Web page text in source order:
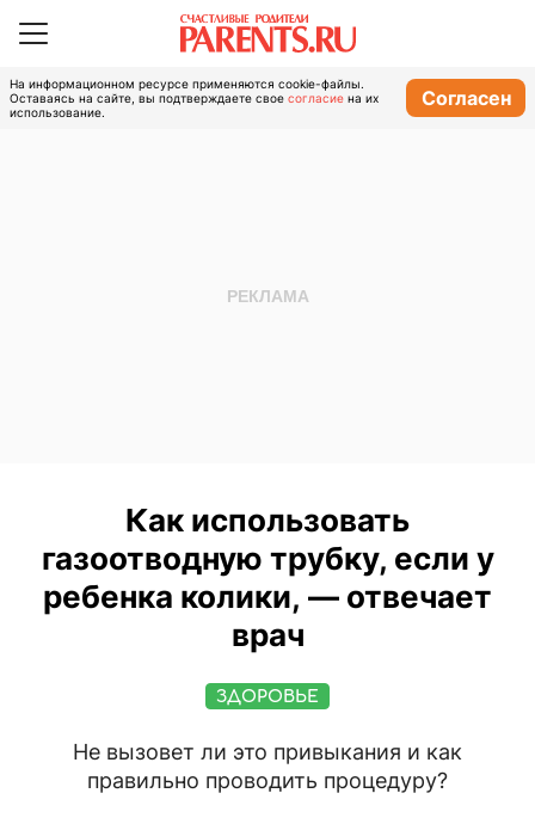
На информационном ресурсе применяются cookie-файлы.
Оставаясь на сайте, вы подтверждаете свое согласие на их
использование.
Согласен
Как использовать
газоотводную трубку, если у
ребенка колики, — отвечает
врач
ЗДОРОВЬЕ
Не вызовет ли это привыкания и как
правильно проводить процедуру?